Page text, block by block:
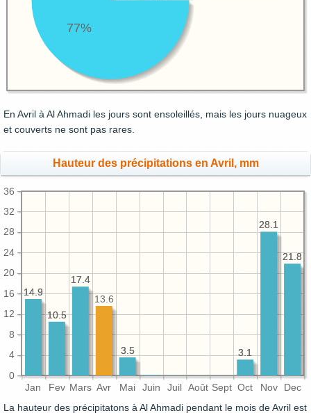
77%
En Avril à Al Ahmadi les jours sont ensoleillés, mais les jours nuageux
et couverts ne sont pas rares.
Hauteur des précipitations en Avril, mm
Jan Fev Mars Avr Mai Juin Juil Août Sept Oct Nov Dec
0
4
8
12
16
20
24
28
32
36
21.8
28.1
3.1
3.5
17.4
10.5
14.9
21.8
28.1
3.1
3.5
13.6
17.4
10.5
14.9
La hauteur des précipitatons à Al Ahmadi pendant le mois de Avril est